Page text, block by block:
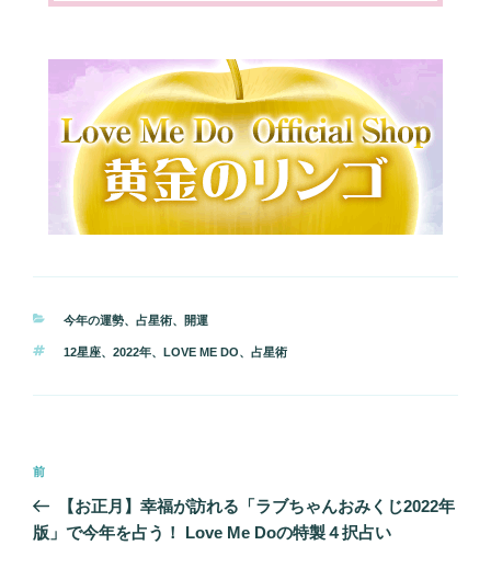
カ
ゴ
ー
今年の運勢、 占星術、 開運
タ
12星座、 2022年、 LOVE ME DO、 占星術
投
ナ
前
の
投
前
【お正月】幸福が訪れる「ラブちゃんおみくじ2022年
版」で今年を占う！ Love Me Doの特製４択占い